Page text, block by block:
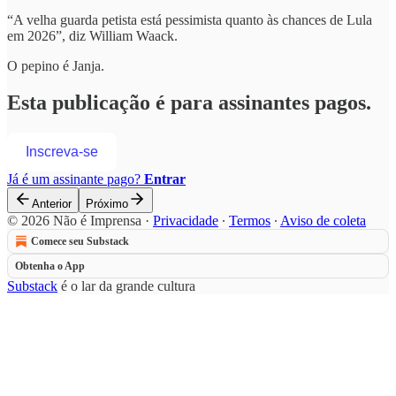
“A velha guarda petista está pessimista quanto às chances de Lula
em 2026”, diz William Waack.
O pepino é Janja.
Esta publicação é para assinantes pagos.
Inscreva-se
Já é um assinante pago? Entrar
Anterior Próximo
© 2026 Não é Imprensa · Privacidade ∙ Termos ∙ Aviso de coleta
Comece seu Substack
Obtenha o App
Substack é o lar da grande cultura